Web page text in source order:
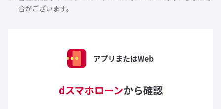
合がございます。
アプリまたはWeb
dスマホローンから確認